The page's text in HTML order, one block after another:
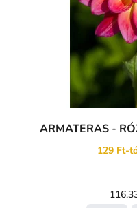
ARMATERAS -
129 Ft-